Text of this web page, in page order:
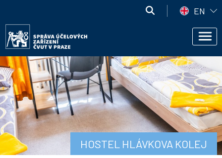
účelových
zařízení
ČVUT
EN
Správa
účelových
zařízení
ČVUT
HOSTEL HLÁVKOVA KOLEJ